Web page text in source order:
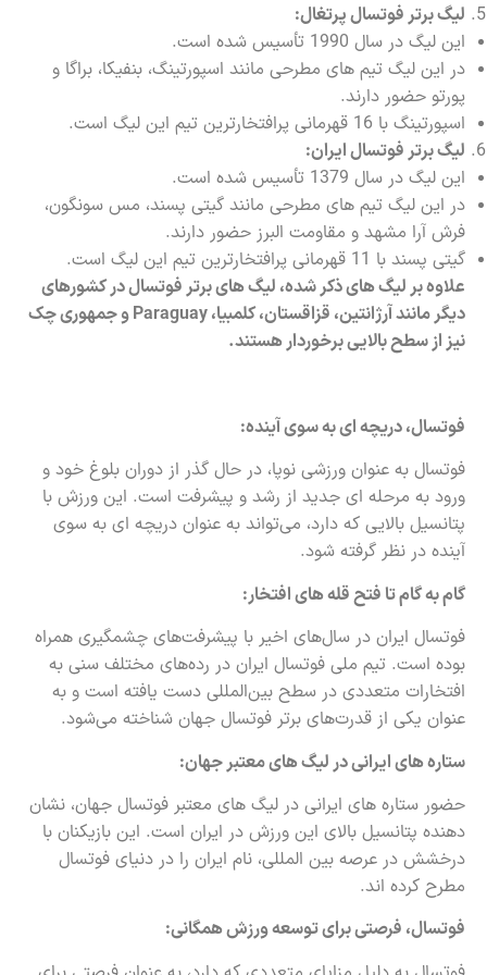
لیگ برتر فوتسال پرتغال:
این لیگ در سال 1990 تأسیس شده است.
در این لیگ تیم های مطرحی مانند اسپورتینگ، بنفیکا، براگا و
پورتو حضور دارند.
اسپورتینگ با 16 قهرمانی پرافتخارترین تیم این لیگ است.
لیگ برتر فوتسال ایران:
این لیگ در سال 1379 تأسیس شده است.
در این لیگ تیم های مطرحی مانند گیتی پسند، مس سونگون،
فرش آرا مشهد و مقاومت البرز حضور دارند.
گیتی پسند با 11 قهرمانی پرافتخارترین تیم این لیگ است.
علاوه بر لیگ های ذکر شده، لیگ های برتر فوتسال در کشورهای
دیگر مانند آرژانتین، قزاقستان، کلمبیا،Paraguayو جمهوری چک
نیز از سطح بالایی برخوردار هستند.
فوتسال، دریچه ای به سوی آینده:
فوتسال به عنوان ورزشی نوپا، در حال گذر از دوران بلوغ خود و
ورود به مرحله ای جدید از رشد و پیشرفت است. این ورزش با
پتانسیل بالایی که دارد، می‌تواند به عنوان دریچه ای به سوی
آینده در نظر گرفته شود.
گام به گام تا فتح قله های افتخار:
فوتسال ایران در سال‌های اخیر با پیشرفت‌های چشمگیری همراه
بوده است. تیم ملی فوتسال ایران در رده‌های مختلف سنی به
افتخارات متعددی در سطح بین‌المللی دست یافته است و به
عنوان یکی از قدرت‌های برتر فوتسال جهان شناخته می‌شود.
ستاره های ایرانی در لیگ های معتبر جهان:
حضور ستاره های ایرانی در لیگ های معتبر فوتسال جهان، نشان
دهنده پتانسیل بالای این ورزش در ایران است. این بازیکنان با
درخشش در عرصه بین المللی، نام ایران را در دنیای فوتسال
مطرح کرده اند.
فوتسال، فرصتی برای توسعه ورزش همگانی: